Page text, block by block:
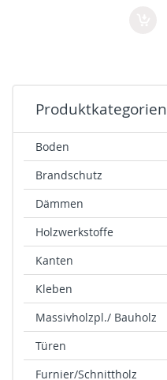
Produktkategorien
Boden
Brandschutz
Dämmen
Holzwerkstoffe
Kanten
Kleben
Massivholzpl./ Bauholz
Türen
Furnier/Schnittholz